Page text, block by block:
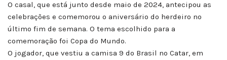
O casal, que está junto desde maio de 2024, antecipou as
celebrações e comemorou o aniversário do herdeiro no
último fim de semana. O tema escolhido para a
comemoração foi Copa do Mundo.
O jogador, que vestiu a camisa 9 do Brasil no Catar, em